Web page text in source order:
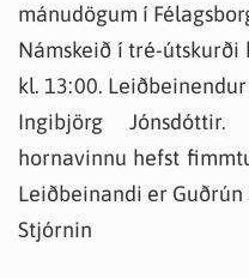
mánudögum í
Námskeið í tré-útskurði
kl. 13:00.
Ingibjörg
hornavinnu hefst
Leiðbeinandi er
Stjórnin